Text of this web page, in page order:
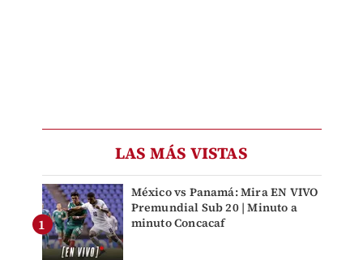
LAS MÁS VISTAS
México vs Panamá: Mira EN VIVO
Premundial Sub 20 | Minuto a
minuto Concacaf